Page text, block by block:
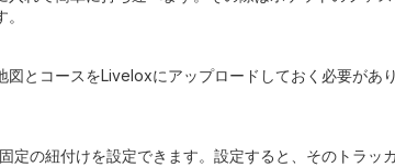
とコースをLiveloxにアップロードしておく必要が
の紐付けを設定できます。設定すると、そのトラ